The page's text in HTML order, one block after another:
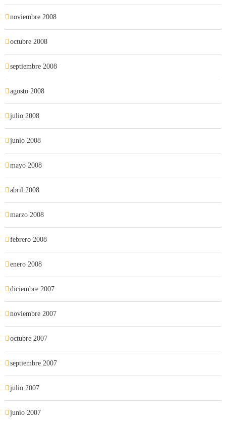
noviembre 2008
octubre 2008
septiembre 2008
agosto 2008
julio 2008
junio 2008
mayo 2008
abril 2008
marzo 2008
febrero 2008
enero 2008
diciembre 2007
noviembre 2007
octubre 2007
septiembre 2007
julio 2007
junio 2007